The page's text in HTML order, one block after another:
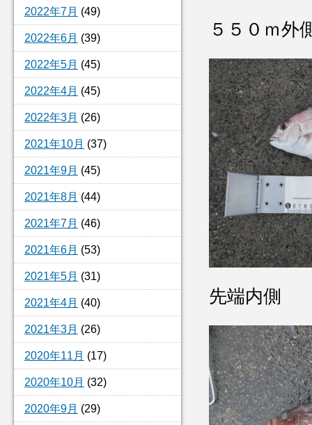
2022年7月 (49)
2022年6月 (39)
2022年5月 (45)
2022年4月 (45)
2022年3月 (26)
2021年10月 (37)
2021年9月 (45)
2021年8月 (44)
2021年7月 (46)
2021年6月 (53)
2021年5月 (31)
2021年4月 (40)
2021年3月 (26)
2020年11月 (17)
2020年10月 (32)
2020年9月 (29)
５５０ｍ
先端内側